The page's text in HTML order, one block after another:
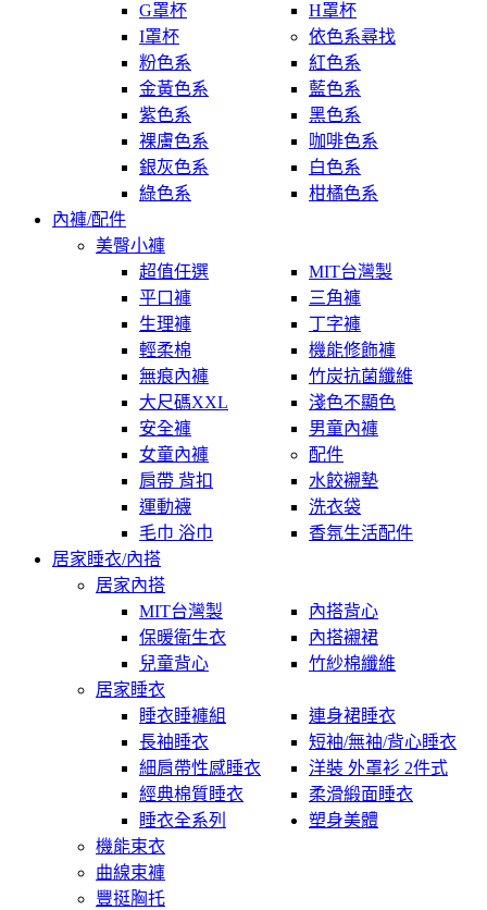
G罩杯
H罩杯
I罩杯
依色系尋找
粉色系
紅色系
金黃色系
藍色系
紫色系
黑色系
裸膚色系
咖啡色系
銀灰色系
白色系
綠色系
柑橘色系
內褲/配件
美臀小褲
超值任選
MIT台灣製
平口褲
三角褲
生理褲
丁字褲
輕柔棉
機能修飾褲
無痕內褲
竹炭抗菌纖維
大尺碼XXL
淺色不顯色
安全褲
男童內褲
女童內褲
配件
肩帶 背扣
水餃襯墊
運動襪
洗衣袋
毛巾 浴巾
香氛生活配件
居家睡衣/內搭
居家內搭
MIT台灣製
內搭背心
保暖衛生衣
內搭襯裙
兒童背心
竹紗棉纖維
居家睡衣
睡衣睡褲組
連身裙睡衣
長袖睡衣
短袖/無袖/背心睡衣
細肩帶性感睡衣
洋裝 外罩衫 2件式
經典棉質睡衣
柔滑緞面睡衣
睡衣全系列
塑身美體
機能束衣
曲線束褲
豐挺胸托